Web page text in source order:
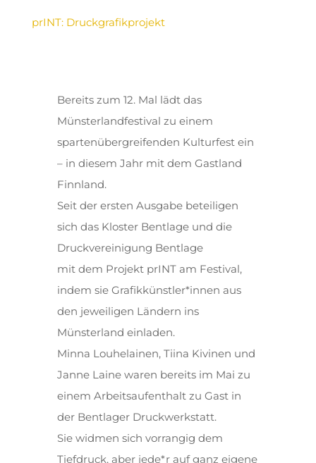
prINT: Druckgrafikprojekt
Bereits zum 12. Mal lädt das
Münsterlandfestival zu einem
spartenübergreifenden Kulturfest ein
– in diesem Jahr mit dem Gastland
Finnland.
Seit der ersten Ausgabe beteiligen
sich das Kloster Bentlage und die
Druckvereinigung Bentlage
mit dem Projekt prINT am Festival,
indem sie Grafikkünstler*innen aus
den jeweiligen Ländern ins
Münsterland einladen.
Minna Louhelainen, Tiina Kivinen und
Janne Laine waren bereits im Mai zu
einem Arbeitsaufenthalt zu Gast in
der Bentlager Druckwerkstatt.
Sie widmen sich vorrangig dem
Tiefdruck, aber jede*r auf ganz eigene